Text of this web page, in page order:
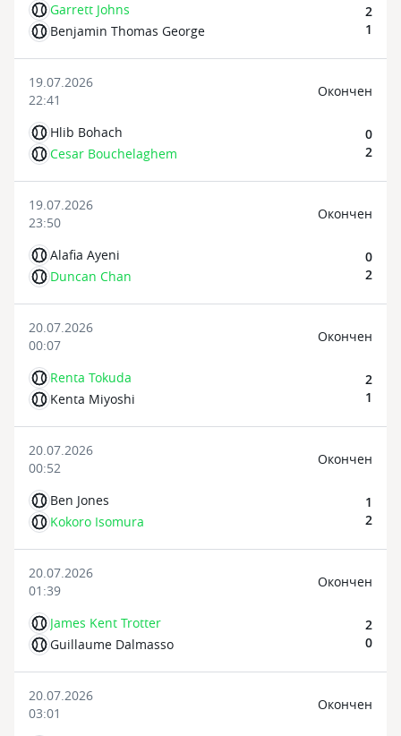
Garrett Johns
Benjamin Thomas George
2
1
19.07.2026
22:41
Hlib Bohach
Cesar Bouchelaghem
Oкончен
0
2
19.07.2026
23:50
Alafia Ayeni
Duncan Chan
Oкончен
0
2
20.07.2026
00:07
Renta Tokuda
Kenta Miyoshi
Oкончен
2
1
20.07.2026
00:52
Ben Jones
Kokoro Isomura
Oкончен
1
2
20.07.2026
01:39
James Kent Trotter
Guillaume Dalmasso
Oкончен
2
0
20.07.2026
03:01
Oкончен